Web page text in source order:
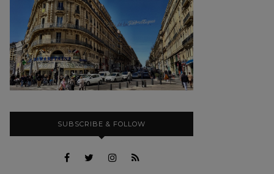
SUBSCRIBE & FOLLOW